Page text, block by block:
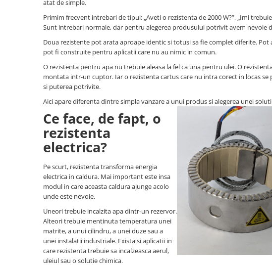
Pentru apa, ulei si alte lichide
Rezistenta boiler
Rezistenta bain marie
Rezistenta masina de spalat vase
Rezistenta cu electric gratar
Rezistente electrice tubulara
Rezistenta cuptor
Mese de lucru metalice &
echipamente de atelier
Bancuri & mese de lucru pentru
Bancuri de lucru 1.5 Metru
Bancuri de lucru industriale 2
Carucior de scule
Carucior Atelier cu 5 sertare
BAK AG – Sudură & prelucrare
mase plastice
Unelte de Sudura cu Aer Cald
atat de simple.
Primim frecvent intrebari de tipul: „Aveti o rezistenta de 2000 W?”, „Imi
Sunt intrebari normale, dar pentru alegerea produsului potrivit avem nevoie
Doua rezistente pot arata aproape identic si totusi sa fie complet diferite.
pot fi construite pentru aplicatii care nu au nimic in comun.
O rezistenta pentru apa nu trebuie aleasa la fel ca una pentru ulei. O
montata intr-un cuptor. Iar o rezistenta cartus care nu intra corect in locas
si puterea potrivite.
Aici apare diferenta dintre simpla vanzare a unui produs si alegerea unei
Ce face, de fapt, o
rezistenta
electrica?
Pe scurt, rezistenta transforma energia
electrica in caldura. Mai important este insa
modul in care aceasta caldura ajunge acolo
unde este nevoie.
Uneori trebuie incalzita apa dintr-un rezervor.
Alteori trebuie mentinuta temperatura unei
matrite, a unui cilindru, a unei duze sau a
unei instalatii industriale. Exista si aplicatii in
care rezistenta trebuie sa incalzeasca aerul,
uleiul sau o solutie chimica.